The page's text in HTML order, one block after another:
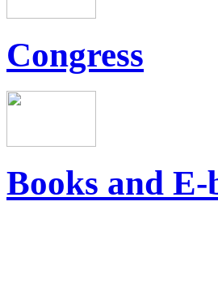
Congress
Books and E-